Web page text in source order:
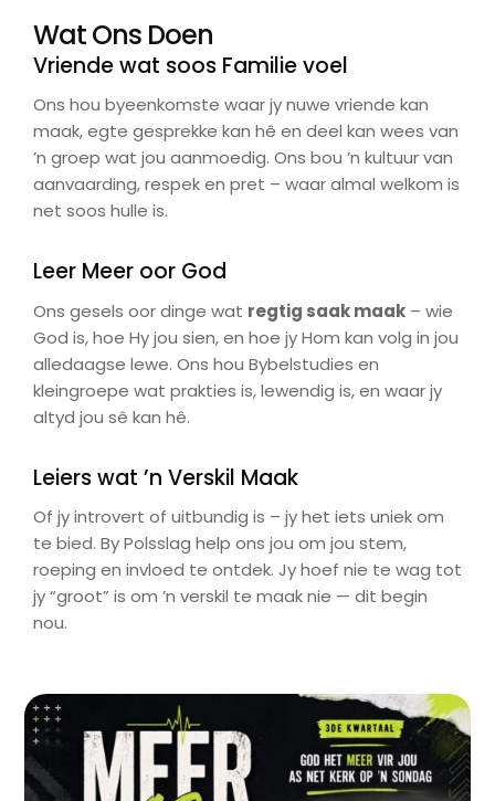
Wat Ons Doen
Vriende wat soos Familie voel
Ons hou byeenkomste waar jy nuwe vriende kan
maak, egte gesprekke kan hê en deel kan wees van
’n groep wat jou aanmoedig. Ons bou ’n kultuur van
aanvaarding, respek en pret – waar almal welkom is
net soos hulle is.
Leer Meer oor God
Ons gesels oor dinge wat regtig saak maak – wie
God is, hoe Hy jou sien, en hoe jy Hom kan volg in jou
alledaagse lewe. Ons hou Bybelstudies en
kleingroepe wat prakties is, lewendig is, en waar jy
altyd jou sê kan hê.
Leiers wat ’n Verskil Maak
Of jy introvert of uitbundig is – jy het iets uniek om
te bied. By Polsslag help ons jou om jou stem,
roeping en invloed te ontdek. Jy hoef nie te wag tot
jy “groot” is om ’n verskil te maak nie — dit begin
nou.